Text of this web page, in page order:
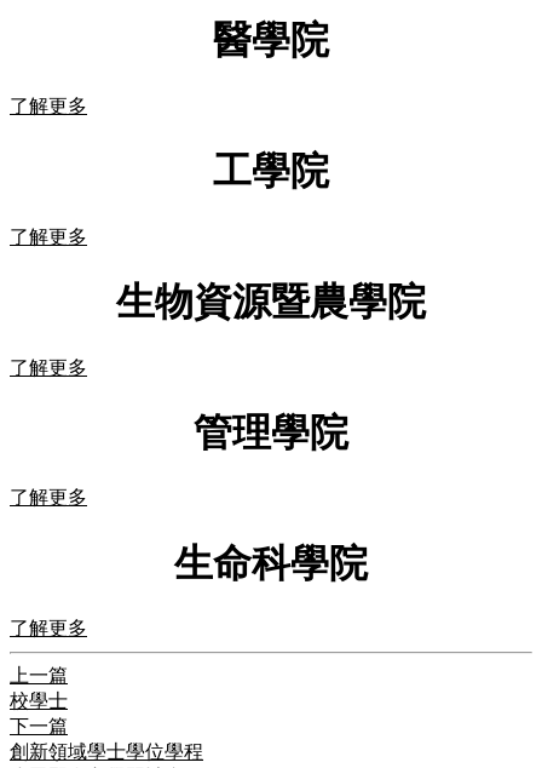
醫學院
了解更多
工學院
了解更多
生物資源暨農學院
了解更多
管理學院
了解更多
生命科學院
了解更多
上一篇
校學士
下一篇
創新領域學士學位學程